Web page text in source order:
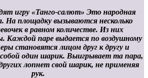
игру «Танго-салют» Это народная
На площадку вызываются несколько
в равном количестве. Из них
Каждой паре выдается по воздушному
становятся лицом друг к другу и
один шарик. Выигрывает та пара,
лопнет свой шарик, не применяя
рук.